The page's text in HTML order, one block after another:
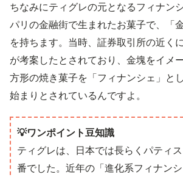
ちなみにティグレの元となるフィナン
パリの金融街で生まれたお菓子で、「
を持ちます。当時、証券取引所の近く
が考案したとされており、金塊をイメ
方形の焼き菓子を「フィナンシェ」と
始まりとされているんですよ。
💡ワンポイント豆知識
ティグレは、日本では長らくパティ
番でした。近年の「進化系フィナン